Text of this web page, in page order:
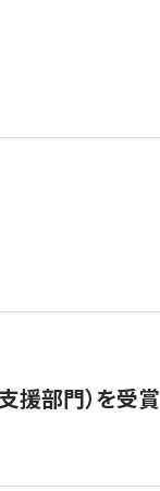
援部門）を受賞